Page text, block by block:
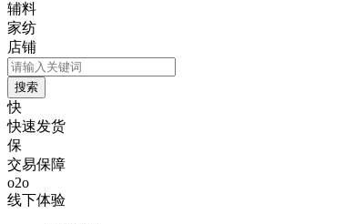
辅料
家纺
店铺
快
快速发货
保
交易保障
o2o
线下体验